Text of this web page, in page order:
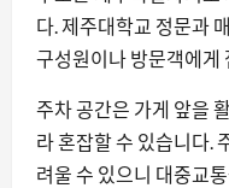
다. 제주대학교 정문과
구성원이나 방문객에게
주차 공간은 가게 앞을
라 혼잡할 수 있습니다.
려울 수 있으니 대중교